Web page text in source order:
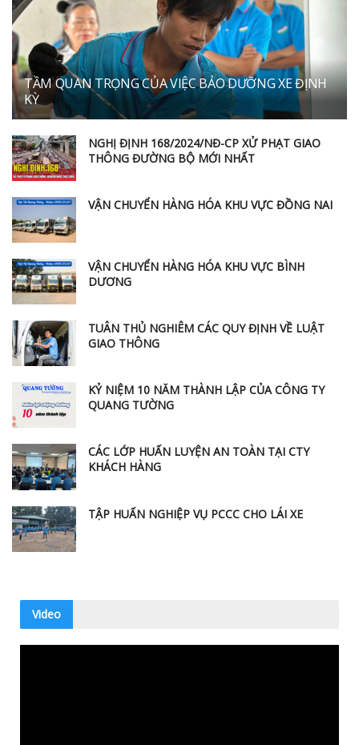
TẦM QUAN TRỌNG CỦA VIỆC BẢO DƯỠNG XE ĐỊNH
KỲ
NGHỊ ĐỊNH 168/2024/NĐ-CP XỬ PHẠT GIAO
THÔNG ĐƯỜNG BỘ MỚI NHẤT
VẬN CHUYỂN HÀNG HÓA KHU VỰC ĐỒNG NAI
VẬN CHUYỂN HÀNG HÓA KHU VỰC BÌNH
DƯƠNG
TUÂN THỦ NGHIÊM CÁC QUY ĐỊNH VỀ LUẬT
GIAO THÔNG
KỶ NIỆM 10 NĂM THÀNH LẬP CỦA CÔNG TY
QUANG TƯỜNG
CÁC LỚP HUẤN LUYỆN AN TOÀN TẠI CTY
KHÁCH HÀNG
TẬP HUẤN NGHIỆP VỤ PCCC CHO LÁI XE
Video